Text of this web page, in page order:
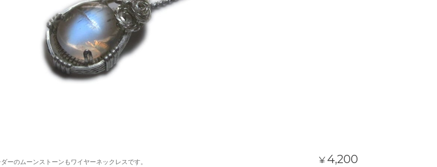
ーのムーンストーンもワイヤーネックレスです。
¥4,200